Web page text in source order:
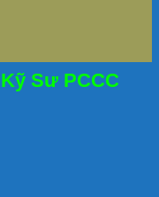
Sư PCCC